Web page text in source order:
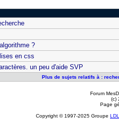
?
en css
un peu d'aide SVP
Plus de sujets relatifs à :
Forum
(c)
Page
Copyright © 1997-2025 Groupe